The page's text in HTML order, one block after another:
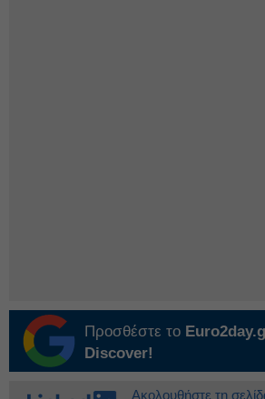
Προσθέστε το
Discover!
Ακολουθήστε τη